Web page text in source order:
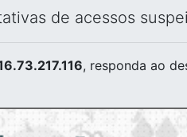
de acessos
, responda ao